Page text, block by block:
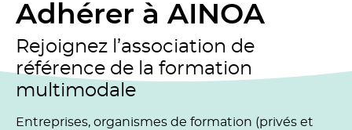
Adhérer à AINOA
Rejoignez l’association de
référence de la formation
multimodale
Entreprises, organismes de formation (privés et